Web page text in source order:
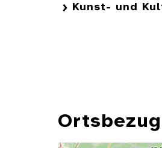
Kunst- und
Ortsbezug